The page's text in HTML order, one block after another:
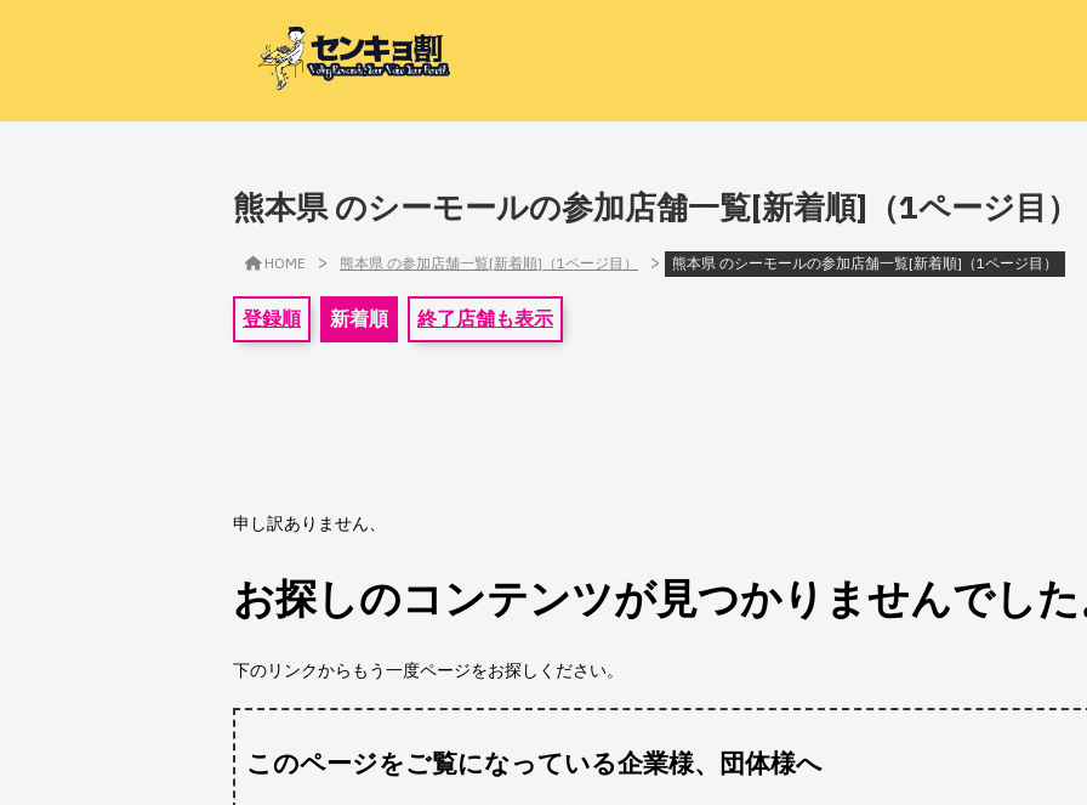
熊本県 のシーモールの参加店舗一覧[新着順]（1ページ目）
HOME > 熊本県 の参加店舗一覧[新着順]（1ページ目） > 熊本県 のシーモールの参加店舗一覧[新着順]（1ページ目）
登録順 新着順 終了店舗も表示
申し訳ありません、
お探しのコンテンツが見つかりませんでし
下のリンクからもう一度ページをお探しください。
このページをご覧になっている企業様、団体様へ